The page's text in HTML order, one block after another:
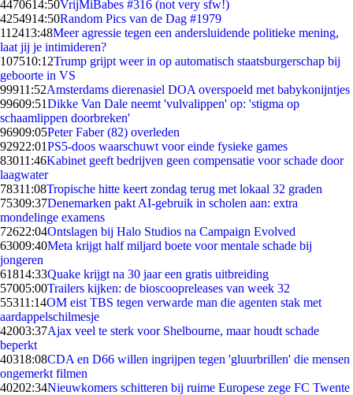
4470614:50VrijMiBabes #316 (not very sfw!)
4254914:50Random Pics van de Dag #1979
112413:48Meer agressie tegen een andersluidende politieke mening,
laat jij je intimideren?
107510:12Trump grijpt weer in op automatisch staatsburgerschap bij
geboorte in VS
99911:52Amsterdams dierenasiel DOA overspoeld met babykonijntjes
99609:51Dikke Van Dale neemt 'vulvalippen' op: 'stigma op
schaamlippen doorbreken'
96909:05Peter Faber (82) overleden
92922:01PS5-doos waarschuwt voor einde fysieke games
83011:46Kabinet geeft bedrijven geen compensatie voor schade door
laagwater
78311:08Tropische hitte keert zondag terug met lokaal 32 graden
75309:37Denemarken pakt AI-gebruik in scholen aan: extra
mondelinge examens
72622:04Ontslagen bij Halo Studios na Campaign Evolved
63009:40Meta krijgt half miljard boete voor mentale schade bij
jongeren
61814:33Quake krijgt na 30 jaar een gratis uitbreiding
57005:00Trailers kijken: de bioscoopreleases van week 32
55311:14OM eist TBS tegen verwarde man die agenten stak met
aardappelschilmesje
42003:37Ajax veel te sterk voor Shelbourne, maar houdt schade
beperkt
40318:08CDA en D66 willen ingrijpen tegen 'gluurbrillen' die mensen
ongemerkt filmen
40202:34Nieuwkomers schitteren bij ruime Europese zege FC Twente